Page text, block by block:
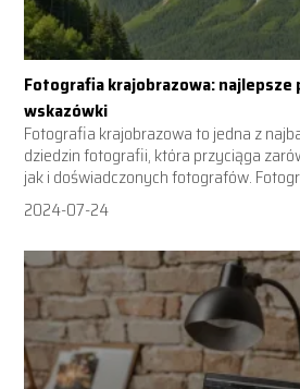
Fotografia krajobrazowa:
wskazówki
Fotografia krajobrazowa to jedna z
dziedzin fotografii, która przyciąga
jak i doświadczonych fotografów.
2024-07-24